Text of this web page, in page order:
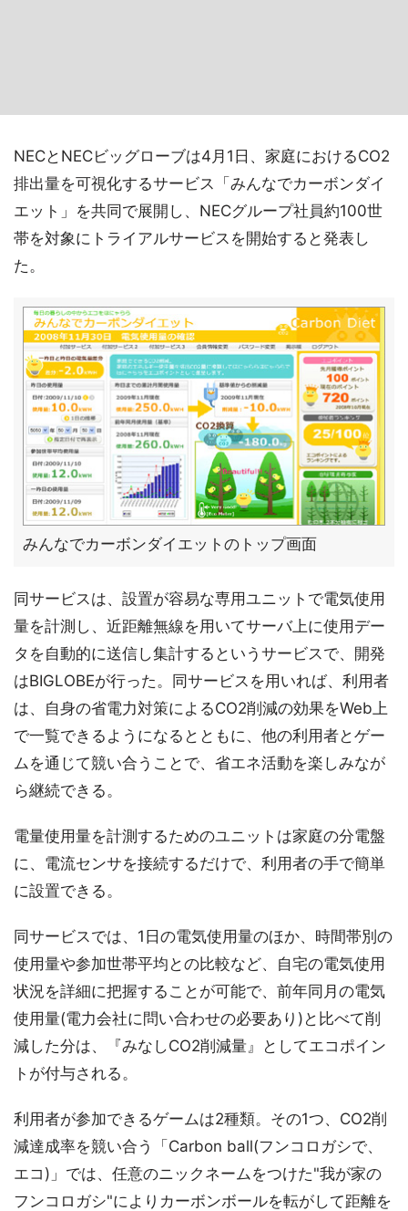
NECとNECビッグローブは4月1日、家庭におけるCO2
排出量を可視化するサービス「みんなでカーボンダイ
エット」を共同で展開し、NECグループ社員約100世
帯を対象にトライアルサービスを開始すると発表し
た。
みんなでカーボンダイエットのトップ画面
同サービスは、設置が容易な専用ユニットで電気使用
量を計測し、近距離無線を用いてサーバ上に使用デー
タを自動的に送信し集計するというサービスで、開発
はBIGLOBEが行った。同サービスを用いれば、利用者
は、自身の省電力対策によるCO2削減の効果をWeb上
で一覧できるようになるとともに、他の利用者とゲー
ムを通じて競い合うことで、省エネ活動を楽しみなが
ら継続できる。
電量使用量を計測するためのユニットは家庭の分電盤
に、電流センサを接続するだけで、利用者の手で簡単
に設置できる。
同サービスでは、1日の電気使用量のほか、時間帯別の
使用量や参加世帯平均との比較など、自宅の電気使用
状況を詳細に把握することが可能で、前年同月の電気
使用量(電力会社に問い合わせの必要あり)と比べて削
減した分は、『みなしCO2削減量』としてエコポイン
トが付与される。
利用者が参加できるゲームは2種類。その1つ、CO2削
減達成率を競い合う「Carbon ball(フンコロガシで、
エコ)」では、任意のニックネームをつけた"我が家の
フンコロガシ"によりカーボンボールを転がして距離を